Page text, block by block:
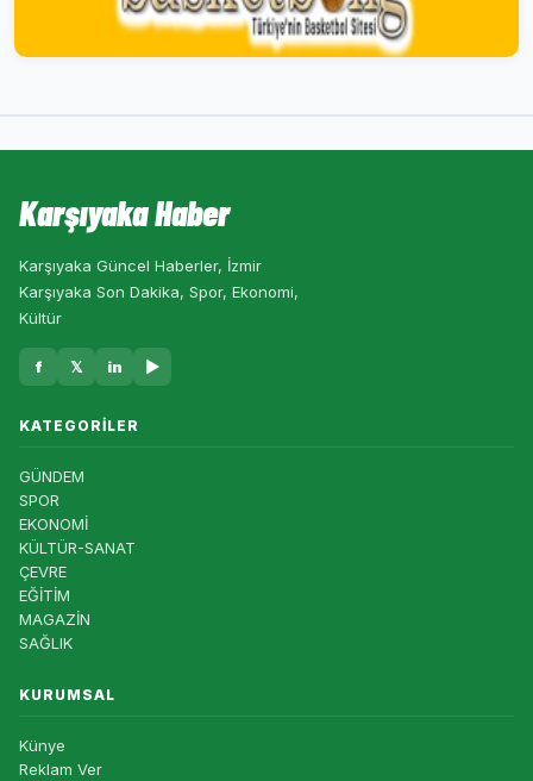
Karşıyaka Haber
Karşıyaka Güncel Haberler, İzmir
Karşıyaka Son Dakika, Spor, Ekonomi,
Kültür
f 𝕏 in ▶
KATEGORILER
GÜNDEM
SPOR
EKONOMİ
KÜLTÜR-SANAT
ÇEVRE
EĞİTİM
MAGAZİN
SAĞLIK
KURUMSAL
Künye
Reklam Ver